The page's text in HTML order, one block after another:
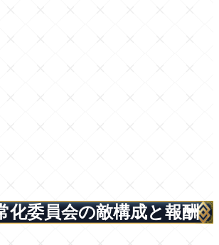
化委員会の敵構成と報酬